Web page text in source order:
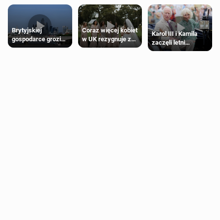
Brytyjskiej
gospodarce grozi
recesja, jeśli
Coraz więcej kobiet
w UK rezygnuje z
roli druhny na
Karol III i Kamila
zaczęli letni
odpoczynek po